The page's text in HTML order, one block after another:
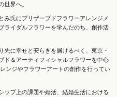
世界へ。
み氏にプリザーブドフラワーアレンジメ
ライダルフラワーを学んだのち、創作活
に幸せと安らぎを届けるべく、東京・
ド＆アーティフィシャルフラワーを中心
ンジやフラワーアートの創作を行ってい
ップ上の課題や婚活、結婚生活における